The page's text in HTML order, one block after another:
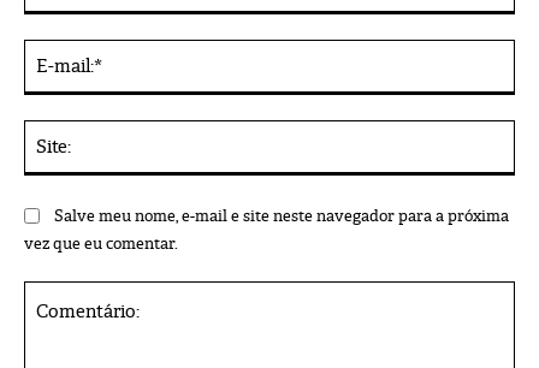
Salve meu nome, e-mail e site neste navegador para a próxima
vez que eu comentar.